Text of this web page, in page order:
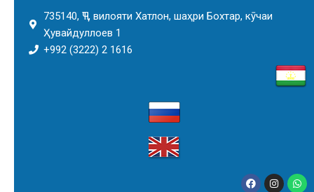
735140, ҶТ, вилояти Хатлон, шаҳри Бохтар, кӯчаи
Ҳувайдуллоев 1
+992 (3222) 2 1616